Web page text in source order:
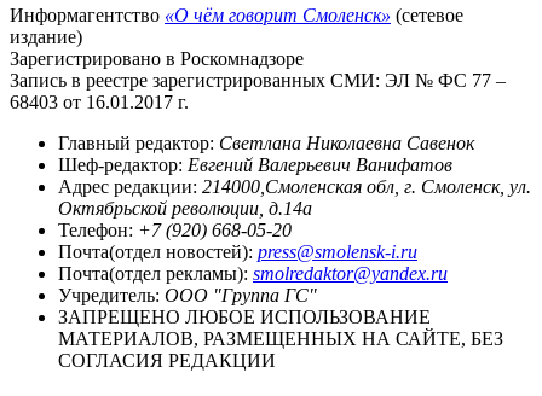
Информагентство «О чём говорит Смоленск» (сетевое
издание)
Зарегистрировано в Роскомнадзоре
Запись в реестре зарегистрированных СМИ: ЭЛ № ФС 77 –
68403 от 16.01.2017 г.
Главный редактор: Светлана Николаевна Савенок
Шеф-редактор: Евгений Валерьевич Ванифатов
Адрес редакции: 214000,Смоленская обл, г. Смоленск, ул.
Октябрьской революции, д.14а
Телефон: +7 (920) 668-05-20
Почта(отдел новостей): press@smolensk-i.ru
Почта(отдел рекламы): smolredaktor@yandex.ru
Учредитель: ООО "Группа ГС"
ЗАПРЕЩЕНО ЛЮБОЕ ИСПОЛЬЗОВАНИЕ
МАТЕРИАЛОВ, РАЗМЕЩЕННЫХ НА САЙТЕ, БЕЗ
СОГЛАСИЯ РЕДАКЦИИ